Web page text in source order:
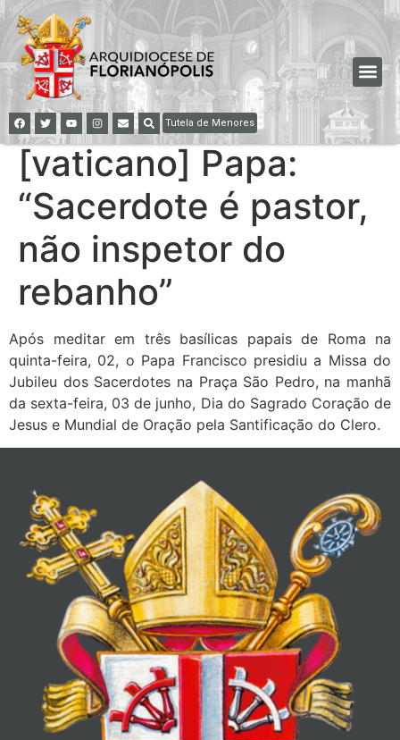
Tutela de Menores
[vaticano] Papa:
“Sacerdote é pastor,
não inspetor do
rebanho”
Após meditar em três basílicas papais de Roma na
quinta-feira, 02, o Papa Francisco presidiu a Missa do
Jubileu dos Sacerdotes na Praça São Pedro, na manhã
da sexta-feira, 03 de junho, Dia do Sagrado Coração de
Jesus e Mundial de Oração pela Santificação do Clero.